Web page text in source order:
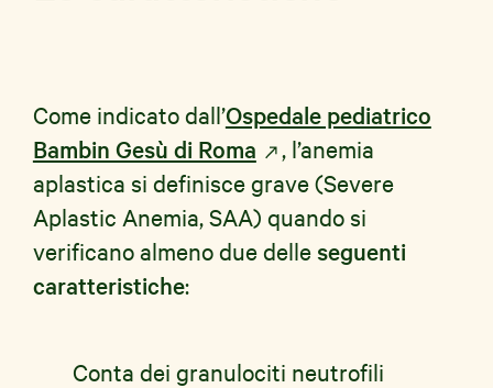
Come indicato dall’Ospedale pediatrico
Bambin Gesù di Roma
, l’anemia
aplastica si definisce grave (Severe
Aplastic Anemia, SAA) quando si
verificano almeno due delleseguenti
caratteristiche:
Conta dei granulociti neutrofili